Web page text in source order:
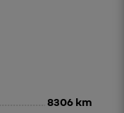
8306 km